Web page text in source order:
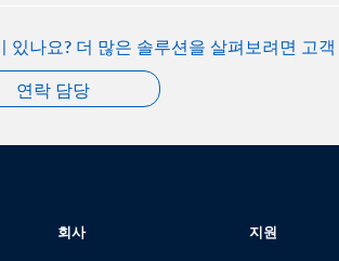
있나요? 더 많은 솔루션을 살펴보려면 고
연락 담당
회사 지원